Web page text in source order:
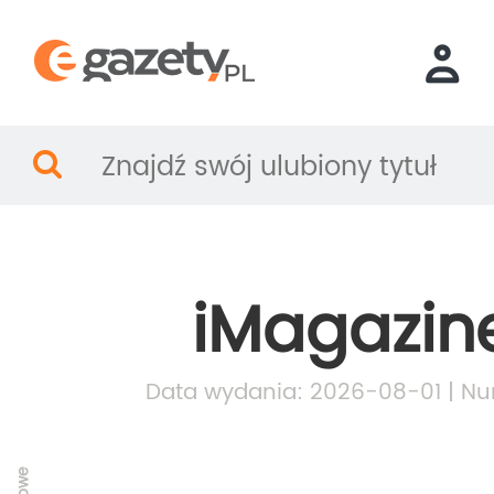
Data wydania: 2026-08-01 |